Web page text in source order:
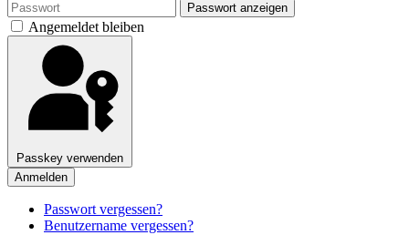
Passwort anzeigen
Angemeldet bleiben
Passkey verwenden
Anmelden
Passwort vergessen?
Benutzername vergessen?